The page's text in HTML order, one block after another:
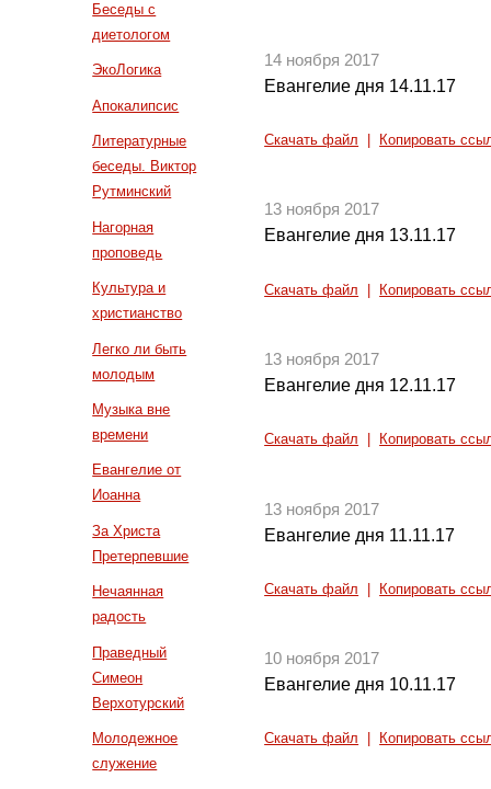
Беседы с
диетологом
ЭкоЛогика
Апокалипсис
Литературные
беседы. Виктор
Рутминский
Нагорная
проповедь
Культура и
христианство
Легко ли быть
молодым
Музыка вне
времени
Евангелие от
Иоанна
За Христа
Претерпевшие
Нечаянная
радость
Праведный
Симеон
Верхотурский
Молодежное
служение
14 ноября 2017
Евангелие дня 14.11.17
Скачать файл Копировать
13 ноября 2017
Евангелие дня 13.11.17
Скачать файл Копировать
13 ноября 2017
Евангелие дня 12.11.17
Скачать файл Копировать
13 ноября 2017
Евангелие дня 11.11.17
Скачать файл Копировать
10 ноября 2017
Евангелие дня 10.11.17
Скачать файл Копировать